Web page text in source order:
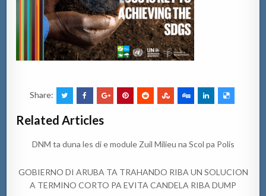
Share:
Related Articles
DNM ta duna les di e module Zuil Milieu na Scol pa Polis
GOBIERNO DI ARUBA TA TRAHANDO RIBA UN SOLUCION
A TERMINO CORTO PA EVITA CANDELA RIBA DUMP